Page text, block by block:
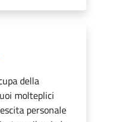
della
molteplici
personale